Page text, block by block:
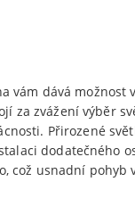
vám dává možnost
za zvážení výběr
Přirozené
dodatečného
což usnadní pohyb